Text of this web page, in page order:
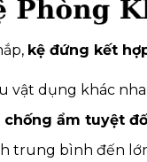
kệ đứng kết
vật dụng khác
ẩm tuyệt
trung bình đến